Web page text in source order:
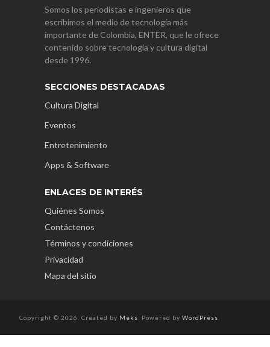
Somos los periodistas e ingenieros que
escribimos el medio de tecnología más
importante de Colombia, ENTER, que le ofrece
contenido sobre tecnología y cultura digital
desde 1996.
SECCIONES DESTACADAS
Cultura Digital
Eventos
Entretenimiento
Apps & Software
ENLACES DE INTERÉS
Quiénes Somos
Contáctenos
Términos y condiciones
Privacidad
Mapa del sitio
Copyright © 2026. Created by Meks . Powered by WordPress